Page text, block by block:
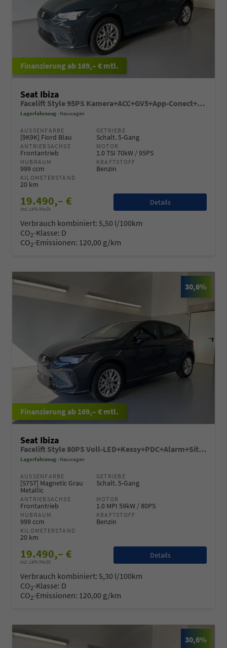
ab 169,– € mtl.
Seat Ibiza
Facelift Style 95PS Kamera+ACC+GV5+App-Conect+Sitzheizung+ParkPilot hinten
Lagerfahrzeug Neuwagen
AUSSENFARBE
[9K9K] Fiord Blau
GETRIEBE
Schalt. 5-Gang
ANTRIEBSACHSE
Frontantrieb
MOTOR
1.0 TSI 70kW / 95PS
HUBRAUM
999 ccm
KRAFTSTOFF
Benzin
KILOMETERSTAND
20 km
19.490,– €
incl. 19% MwSt.
Details
Verbrauch kombiniert: 5,50 l/100km
CO2-Klasse: D
CO2-Emissionen: 120,00 g/km
30,6%
ab 169,– € mtl.
Seat Ibiza
Facelift Style 80PS Voll-LED+Kessy+PDC+Alarm+Sitzheizung+Kamera+App-Connect
Lagerfahrzeug Neuwagen
AUSSENFARBE
[S7S7] Magnetic Grau
Metallic
GETRIEBE
Schalt. 5-Gang
ANTRIEBSACHSE
Frontantrieb
MOTOR
1.0 MPI 59kW / 80PS
HUBRAUM
999 ccm
KRAFTSTOFF
Benzin
KILOMETERSTAND
20 km
19.490,– €
incl. 19% MwSt.
Details
Verbrauch kombiniert: 5,30 l/100km
CO2-Klasse: D
CO2-Emissionen: 120,00 g/km
30,6%